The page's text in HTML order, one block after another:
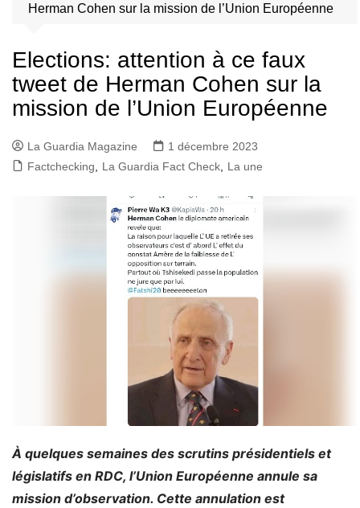
Herman Cohen sur la mission de l’Union Européenne
Elections: attention à ce faux
tweet de Herman Cohen sur la
mission de l’Union Européenne
La Guardia Magazine
1 décembre 2023
Factchecking
La Guardia Fact Check La une
À quelques semaines des scrutins présidentiels et
législatifs en RDC, l’Union Européenne annule sa
mission d’observation. Cette annulation est